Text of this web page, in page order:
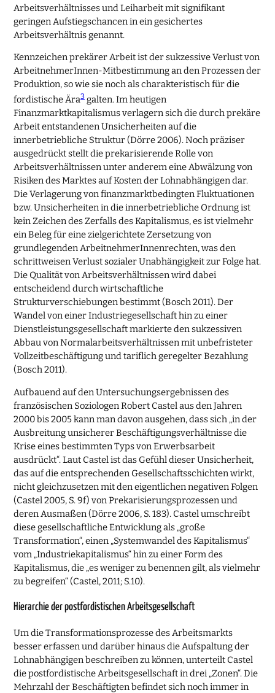
Arbeitsverhältnisses und Leiharbeit mit signifikant
geringen Aufstiegschancen in ein gesichertes
Arbeitsverhältnis genannt.
Kennzeichen prekärer Arbeit ist der sukzessive Verlust von
ArbeitnehmerInnen-Mitbestimmung an den Prozessen der
Produktion, so wie sie noch als charakteristisch für die
fordistische Ära3 galten. Im heutigen
Finanzmarktkapitalismus verlagern sich die durch prekäre
Arbeit entstandenen Unsicherheiten auf die
innerbetriebliche Struktur (Dörre 2006). Noch präziser
ausgedrückt stellt die prekarisierende Rolle von
Arbeitsverhältnissen unter anderem eine Abwälzung von
Risiken des Marktes auf Kosten der Lohnabhängigen dar.
Die Verlagerung von finanzmarktbedingten Fluktuationen
bzw. Unsicherheiten in die innerbetriebliche Ordnung ist
kein Zeichen des Zerfalls des Kapitalismus, es ist vielmehr
ein Beleg für eine zielgerichtete Zersetzung von
grundlegenden ArbeitnehmerInnenrechten, was den
schrittweisen Verlust sozialer Unabhängigkeit zur Folge hat.
Die Qualität von Arbeitsverhältnissen wird dabei
entscheidend durch wirtschaftliche
Strukturverschiebungen bestimmt (Bosch 2011). Der
Wandel von einer Industriegesellschaft hin zu einer
Dienstleistungsgesellschaft markierte den sukzessiven
Abbau von Normalarbeitsverhältnissen mit unbefristeter
Vollzeitbeschäftigung und tariflich geregelter Bezahlung
(Bosch 2011).
Aufbauend auf den Untersuchungsergebnissen des
französischen Soziologen Robert Castel aus den Jahren
2000 bis 2005 kann man davon ausgehen, dass sich „in der
Ausbreitung unsicherer Beschäftigungsverhältnisse die
Krise eines bestimmten Typs von Erwerbsarbeit
ausdrückt“. Laut Castel ist das Gefühl dieser Unsicherheit,
das auf die entsprechenden Gesellschaftsschichten wirkt,
nicht gleichzusetzen mit den eigentlichen negativen Folgen
(Castel 2005, S. 9f) von Prekarisierungsprozessen und
deren Ausmaßen (Dörre 2006, S. 183). Castel umschreibt
diese gesellschaftliche Entwicklung als „große
Transformation“, einen „Systemwandel des Kapitalismus“
vom „Industriekapitalismus“ hin zu einer Form des
Kapitalismus, die „es weniger zu benennen gilt, als vielmehr
zu begreifen“ (Castel, 2011; S.10).
Hierarchie der postfordistischen Arbeitsgesellschaft
Um die Transformationsprozesse des Arbeitsmarkts
besser erfassen und darüber hinaus die Aufspaltung der
Lohnabhängigen beschreiben zu können, unterteilt Castel
die postfordistische Arbeitsgesellschaft in drei „Zonen“. Die
Mehrzahl der Beschäftigten befindet sich noch immer in